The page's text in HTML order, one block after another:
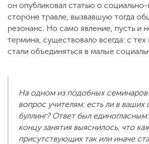
он опубликовал статью о
стороне травле, вызвавшую тогда
резонанс. Но само явление, пусть и
термина, существовало всегда: с
стали объединяться в малые
На одном из подобных семинаров
вопрос учителям: есть ли в ваших
буллинг? Ответ был
концу занятия выяснилось, что
присутствующих так или иначе